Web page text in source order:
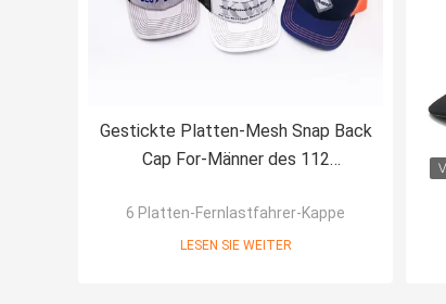
Gestickte Platten-Mesh Snap Back
Cap For-Männer des 112
6 Platten-Fernlastfahrer-Kappe
LESEN SIE WEITER